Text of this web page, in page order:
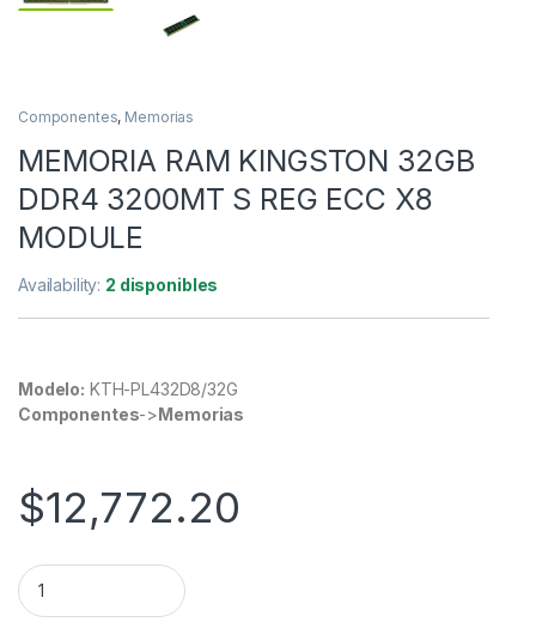
Componentes, Memorias
MEMORIA RAM KINGSTON 32GB
DDR4 3200MT S REG ECC X8
MODULE
Availability: 2 disponibles
Modelo: KTH-PL432D8/32G
Componentes->Memorias
$12,772.20
MEMORIA RAM KINGSTON 32GB DDR4 3200MT S REG ECC